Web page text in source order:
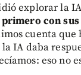
explorar la
con
cuenta que
IA daba
eso no